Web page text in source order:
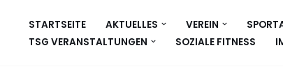
STARTSEITE AKTUELLES VEREIN
TSG VERANSTALTUNGEN
SOZIALE FITNESS